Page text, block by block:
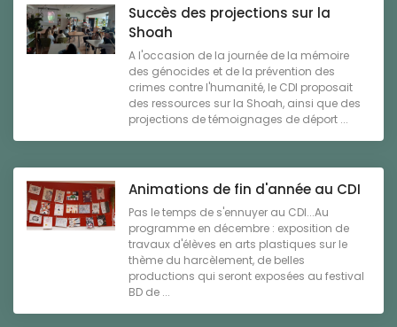
Succès des projections sur la
Shoah
A l'occasion de la journée de la mémoire
des génocides et de la prévention des
crimes contre l'humanité, le CDI proposait
des ressources sur la Shoah, ainsi que des
projections de témoignages de déport ...
Animations de fin d'année au CDI
Pas le temps de s'ennuyer au CDI...Au
programme en décembre : exposition de
travaux d'élèves en arts plastiques sur le
thème du harcèlement, de belles
productions qui seront exposées au festival
BD de ...